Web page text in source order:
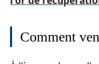
Comment